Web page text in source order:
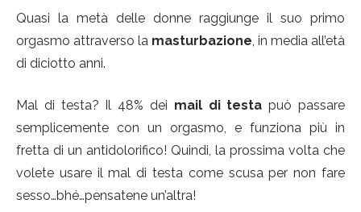
Quasi la metà delle donne raggiunge il suo primo
orgasmo attraverso la masturbazione, in media all’età
di diciotto anni.
Mal di testa? Il 48% dei mail di testa può passare
semplicemente con un orgasmo, e funziona più in
fretta di un antidolorifico! Quindi, la prossima volta che
volete usare il mal di testa come scusa per non fare
sesso…bhé…pensatene un’altra!